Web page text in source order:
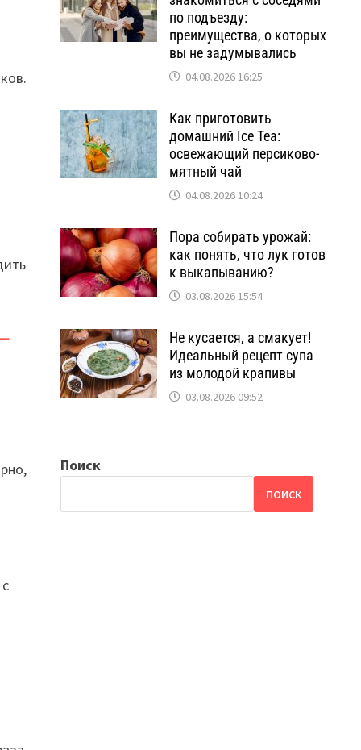
по подъезду:
преимущества, о которых
вы не задумывались
04.08.2026 16:25
Как приготовить
домашний Ice Tea:
освежающий персиково-
мятный чай
04.08.2026 10:24
Пора собирать урожай:
как понять, что лук готов
к выкапыванию?
03.08.2026 15:54
Не кусается, а смакует!
Идеальный рецепт супа
из молодой крапивы
03.08.2026 09:52
Поиск
ПОИСК